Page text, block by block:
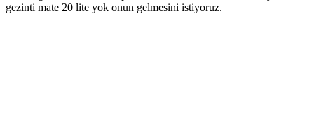
gezinti mate 20 lite yok onun gelmesini istiyoruz.